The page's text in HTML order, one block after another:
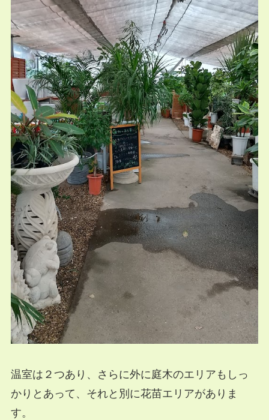
温室は２つあり、さらに外に庭木のエリアもしっ
かりとあって、それと別に花苗エリアがありま
す。